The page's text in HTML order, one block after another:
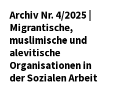
Archiv Nr. 4/2025 |
Migrantische,
muslimische und
alevitische
Organisationen in
der Sozialen Arbeit